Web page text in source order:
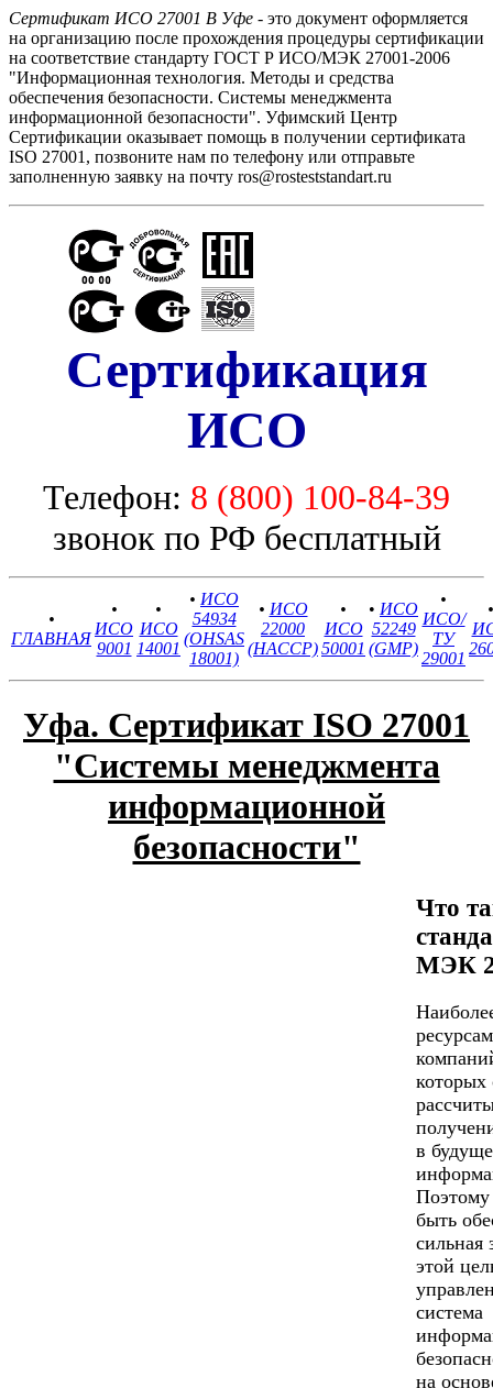
Сертификат ИСО 27001 В Уфе - это документ оформляется
на организацию после прохождения процедуры сертификации
на соответствие стандарту ГОСТ Р ИСО/МЭК 27001-2006
"Информационная технология. Методы и средства
обеспечения безопасности. Системы менеджмента
информационной безопасности". Уфимский Центр
Сертификации оказывает помощь в получении сертификата
ISO 27001, позвоните нам по телефону или отправьте
заполненную заявку на почту ros@rosteststandart.ru
Сертификация
ИСО
Телефон: 8 (800) 100-84-39
звонок по РФ бесплатный
•
ГЛАВНАЯ
•
ИСО
9001
•
ИСО
14001
• ИСО
54934
(OHSAS
18001)
• ИСО
22000
(HACCP)
•
ИСО
50001
• ИСО
52249
(GMP)
•
ИСО/
ТУ
29001
•
Уфа. Сертификат ISO 27001
"Системы менеджмента
информационной
безопасности"
Что
МЭК
которых
в
быть
сильная
этой
система
на